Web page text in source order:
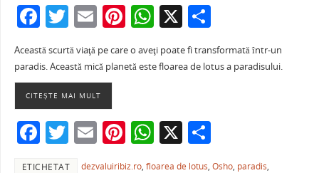
F
a
c
e
b
o
o
T
w
itt
er
E
ai
l
Pi
er
W
h
at
p
p
X P
ar
ta
ză
Această scurtă viaţă pe care o aveţi poate fi transformată într-un
paradis. Această mică planetă este floarea de lotus a paradisului.
CITEȘTE MAI MULT
F T
w
E
m
Pi
nt
W X P
ar
ETICHETAT dezvaluiribiz.ro,floarea de lotus,Osho, paradis,